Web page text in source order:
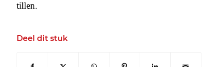
tillen.
Deel dit stuk